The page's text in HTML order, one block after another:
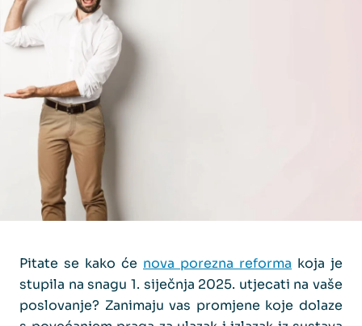
Pitate se kako će nova porezna reforma koja je
stupila na snagu 1. siječnja 2025. utjecati na vaše
poslovanje? Zanimaju vas promjene koje dolaze